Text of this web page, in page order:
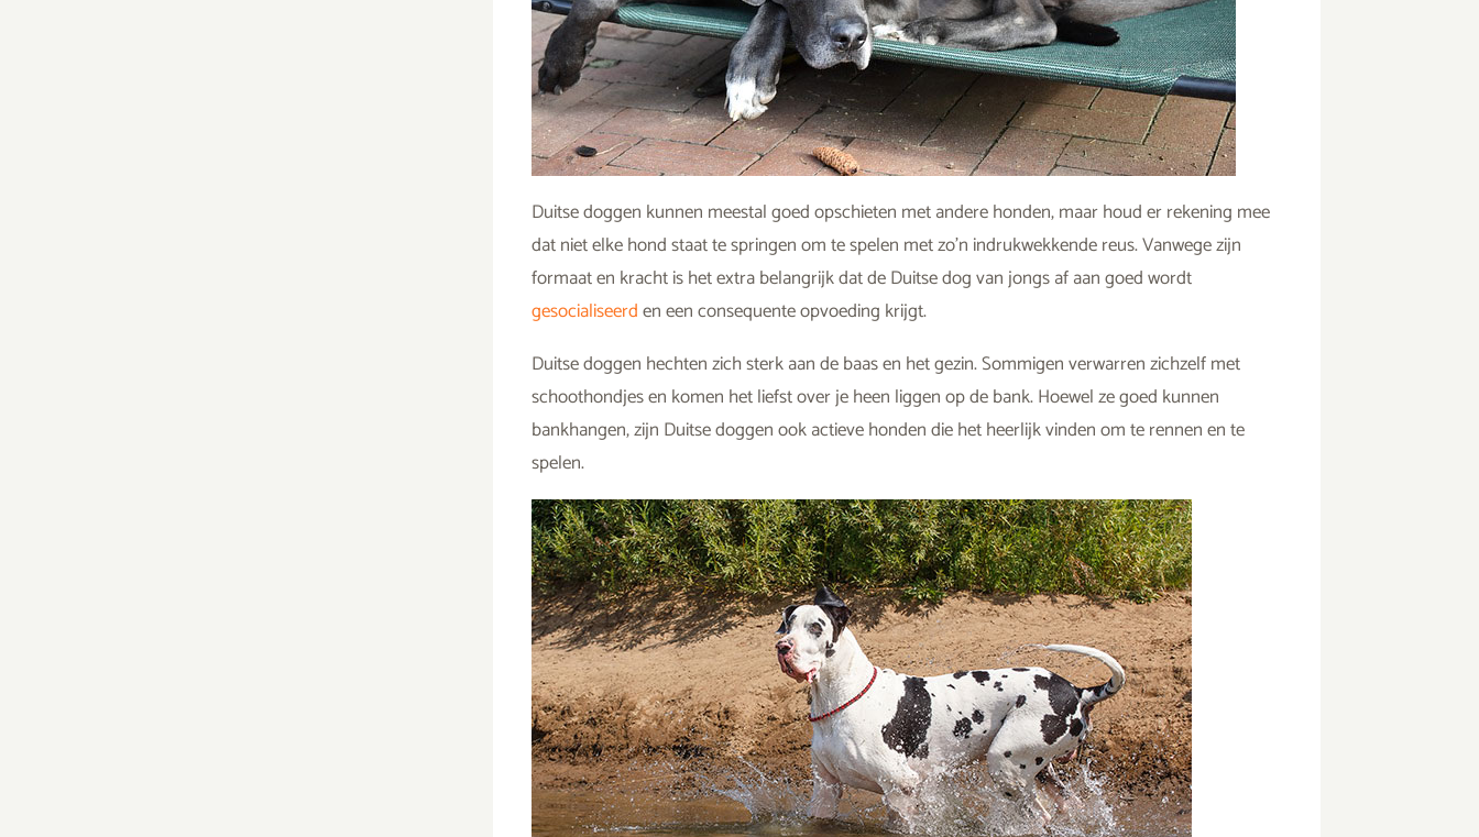
Duitse doggen kunnen meestal goed opschieten met andere honden, maar houd er rekening mee
dat niet elke hond staat te springen om te spelen met zo’n indrukwekkende reus. Vanwege zijn
formaat en kracht is het extra belangrijk dat de Duitse dog van jongs af aan goed wordt
gesocialiseerden een consequente opvoeding krijgt.
Duitse doggen hechten zich sterk aan de baas en het gezin. Sommigen verwarren zichzelf met
schoothondjes en komen het liefst over je heen liggen op de bank. Hoewel ze goed kunnen
bankhangen, zijn Duitse doggen ook actieve honden die het heerlijk vinden om te rennen en te
spelen.